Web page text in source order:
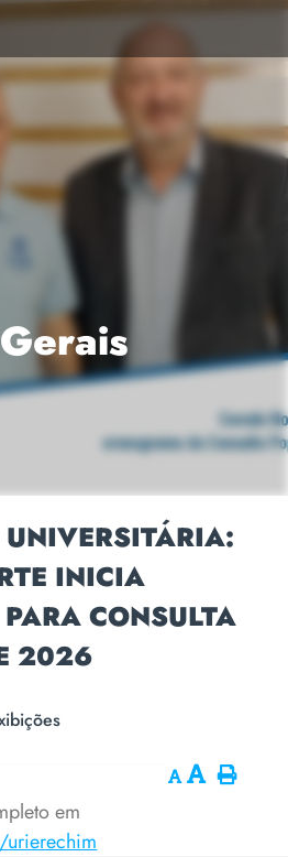
UNIVERSITÁRIA:
INICIA
CONSULTA
2026
em